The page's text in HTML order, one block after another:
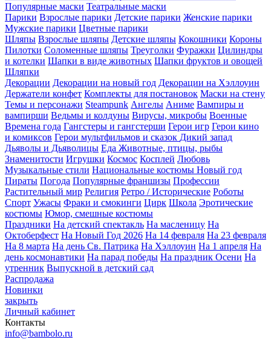
Популярные маски Театральные маски
Парики Взрослые парики Детские парики Женские парики
Мужские парики Цветные парики
Шляпы Взрослые шляпы Детские шляпы Кокошники Короны
Пилотки Соломенные шляпы Треуголки Фуражки Цилиндры
и котелки Шапки в виде животных Шапки фруктов и овощей
Шляпки
Декорации Декорации на новый год Декорации на Хэллоуин
Держатели конфет Комплекты для постановок Маски на стену
Темы и персонажи Steampunk Ангелы Аниме Вампиры и
вампирши Ведьмы и колдуны Вирусы, микробы Военные
Времена года Гангстеры и гангстерши Герои игр Герои кино
и комиксов Герои мультфильмов и сказок Дикий запад
Дьяволы и Дьяволицы Еда Животные, птицы, рыбы
Знаменитости Игрушки Космос Косплей Любовь
Музыкальные стили Национальные костюмы Новый год
Пираты Погода Популярные франшизы Профессии
Растительный мир Религия Ретро / Исторические Роботы
Спорт Ужасы Фраки и смокинги Цирк Школа Эротические
костюмы Юмор, смешные костюмы
Праздники На детский спектакль На масленицу На
Октоберфест На Новый Год 2026 На 14 февраля На 23 февраля
На 8 марта На день Св. Патрика На Хэллоуин На 1 апреля На
день космонавтики На парад победы На праздник Осени На
утренник Выпускной в детский сад
Распродажа
Новинки
закрыть
Личный кабинет
Контакты
info@bambolo.ru